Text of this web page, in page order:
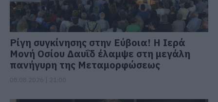
Ρίγη συγκίνησης στην Εύβοια! Η Ιερά
Μονή Οσίου Δαυΐδ έλαμψε στη μεγάλη
πανήγυρη της Μεταμορφώσεως